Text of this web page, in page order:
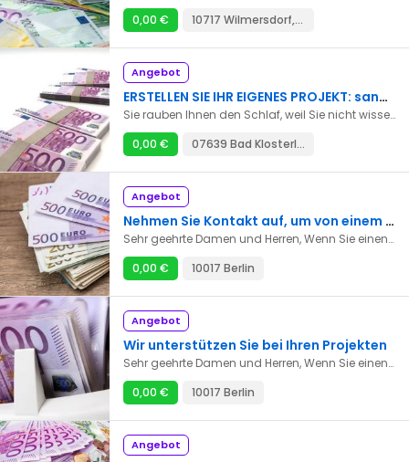
0,00 €
10717 Wilmersdorf, Berlin
Angebot
ERSTELLEN SIE IHR EIGENES PROJEKT: sandrazenig10@gmail.com
Sie rauben Ihnen den Schlaf, weil Sie nicht wissen, wie Sie einen Kredit bekommen. * Sie suchen einen Kredit zur Schuldentilgung. * Sie suchen einen Kredit für die Gründung Ihres Unternehmens. * Sie suchen Kredite für Großprojekte. * Sie haben einen Traum und erkennen, dass er nicht realisierbar ist. Wir bieten Ihnen Finanzierungen und Investitionskredite, damit Sie Ihre Projekte endlich verwirklichen können. Kontakt: sandrazenig10@gmail.com
0,00 €
07639 Bad Klosterlausnitz
Angebot
Nehmen Sie Kontakt auf, um von einem einfachen Darlehen zu profitieren
Sehr geehrte Damen und Herren, Wenn Sie einen Kredit ohne Vorfälligkeitsentschädigung, einen Privatkredit ohne Antragsgebühren oder einen Privatkredit ohne Antragsgebühren zur Finanzierung eines Projekts benötigen, können Sie uns direkt per E-Mail kontaktieren, um unsere Dienstleistungen in Anspruch zu nehmen. E-Mail-Adresse: guzman.augustin72@gmail.com
0,00 €
10017 Berlin
Angebot
Wir unterstützen Sie bei Ihren Projekten
Sehr geehrte Damen und Herren, Wenn Sie einen Kredit ohne Vorfälligkeitsentschädigung, einen Privatkredit ohne Antragsgebühren oder einen Privatkredit ohne Antragsgebühren zur Finanzierung eines Projekts benötigen, können Sie uns direkt per E-Mail kontaktieren, um unsere Dienstleistungen in Anspruch zu nehmen. E-Mail-Adresse: guzman.augustin72@gmail.com
0,00 €
10017 Berlin
Angebot